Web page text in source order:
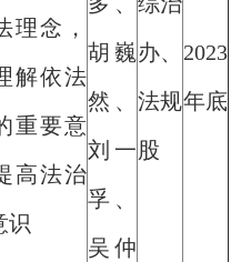
理念，
解依法
重要意
高法治
识
胡巍
然、
刘一
孚、
吴仲
办、
法规
股
2023
年底